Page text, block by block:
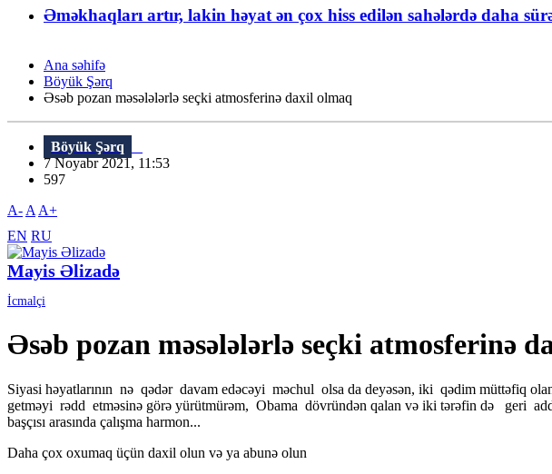
Əməkhaqları artır, lakin həyat ən çox hiss edilən sahələrdə daha
Ana səhifə
Böyük Şərq
Əsəb pozan məsələlərlə seçki atmosferinə daxil olmaq
Böyük Şərq
7 Noyabr 2021, 11:53
597
A- A A+
EN RU
Mayis Əlizadə
İcmalçi
Əsəb pozan məsələlərlə seçki atmosferinə
Siyasi həyatlarının nə qədər davam edəcəyi məchul olsa da deyəsən, iki qədim müttəfiq
getməyi rədd etməsinə görə yürütmürəm, Obama dövründən qalan və iki tərəfin də geri
başçısı arasında çalışma harmon...
Daha çox oxumaq üçün daxil olun və ya abunə olun